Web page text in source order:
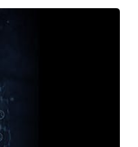
マーケ